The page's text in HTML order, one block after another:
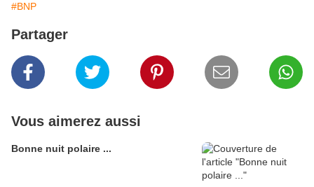
#BNP
Partager
Vous aimerez aussi
Bonne nuit polaire ...